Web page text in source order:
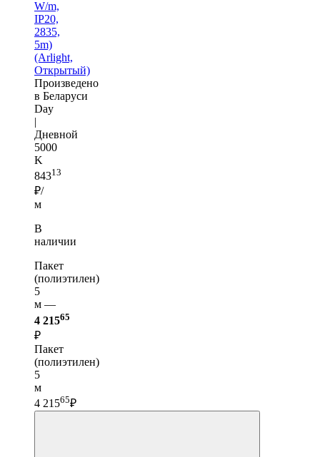
W/m,
IP20,
2835,
5m)
(Arlight,
Открытый)
Произведено
в Беларуси
Day
|
Дневной
5000
K
84313
₽/
м
В
наличии
Пакет
(полиэтилен)
5
м —
4 21565
₽
Пакет
(полиэтилен)
5
м
4 21565₽